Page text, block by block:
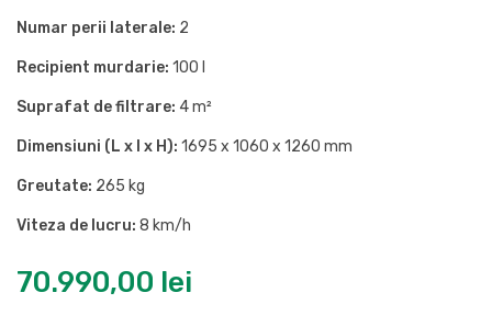
Numar perii laterale: 2
Recipient murdarie: 100 l
Suprafat de filtrare: 4 m²
Dimensiuni (L x l x H): 1695 x 1060 x 1260 mm
Greutate: 265 kg
Viteza de lucru: 8 km/h
70.990,00 lei